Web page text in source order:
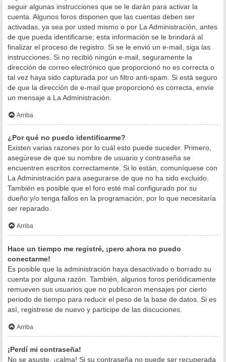
seguir algunas instrucciones que se le darán para activar la
cuenta. Algunos foros disponen que las cuentas deben ser
activadas, ya sea por usted mismo o por La Administración, antes
de que pueda identificarse; esta información se le brindará al
finalizar el proceso de registro. Si se le envió un e-mail, siga las
instrucciones. Si no recibió ningún e-mail, seguramente la
dirección de correo electrónico que proporcionó no es correcta o
tal vez haya sido capturada por un filtro anti-spam. Si está seguro
de que la dirección de e-mail que proporcionó es correcta, envíe
un mensaje a La Administración.
Arriba
¿Por qué no puedo identificarme?
Existen varias razones por lo cuál esto puede suceder. Primero,
asegúrese de que su nombre de usuario y contraseña se
encuentren escritos correctamente. Si lo están, comuníquese con
La Administración para asegurarse de que no ha sido excluido.
También es posible que el foro esté mal configurado por su
dueño y/o tenga fallos en la programación, por lo que necesitaría
ser reparado.
Arriba
Hace un tiempo me registré, ¡pero ahora no puedo
conectarme!
Es posible que la administración haya desactivado o borrado su
cuenta por alguna razón. También, algunos foros periódicamente
remueven sus usuarios que no publicaron mensajes por cierto
periodo de tiempo para reducir el peso de la base de datos. Si es
así, registrese de nuevo y participe de las discuciones.
Arriba
¡Perdí mi contraseña!
No se asuste, ¡calma! Si su contraseña no puede ser recuperada